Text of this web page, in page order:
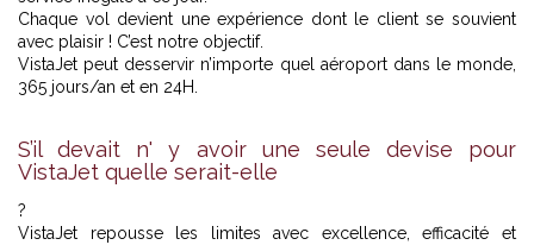
Chaque vol devient une expérience dont le client se souvient
avec plaisir ! C’est notre objectif.
VistaJet peut desservir n’importe quel aéroport dans le monde,
365 jours/an et en 24H.
S’il devait n' y avoir une seule devise pour
VistaJet quelle serait-elle
?
VistaJet repousse les limites avec excellence, efficacité et